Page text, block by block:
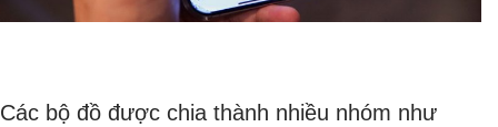
Các bộ đồ được chia thành nhiều nhóm như